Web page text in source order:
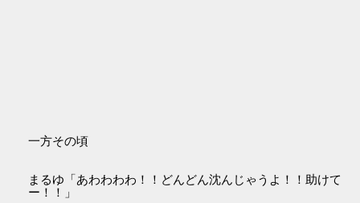
一方その頃
まるゆ「あわわわわ！！どんどん沈んじゃうよ！！助けて
ー！！」